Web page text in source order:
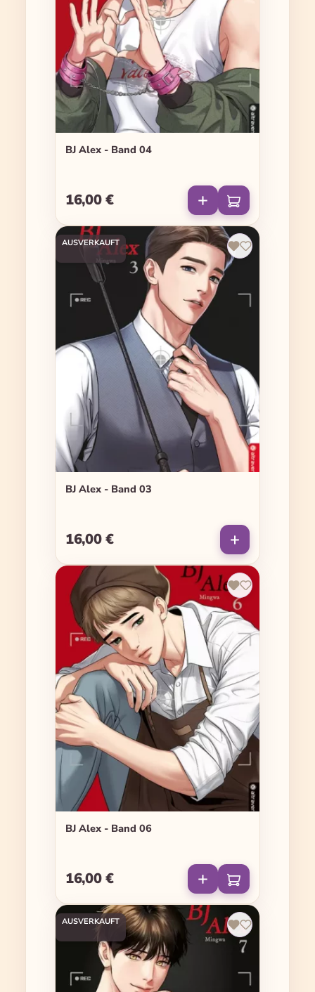
BJ Alex - Band 04
Regulärer Preis:
16,00 €
AUSVERKAUFT
BJ Alex - Band 03
Regulärer Preis:
16,00 €
BJ Alex - Band 06
Regulärer Preis:
16,00 €
AUSVERKAUFT